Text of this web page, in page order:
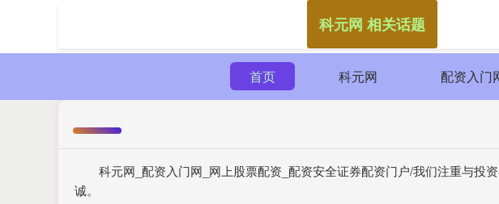
首页 科元网 配资入门
科元网_配资入门网_网上股票配资_配资安全证券配资门户/我们注重与投
诚。
科元网 相关话题